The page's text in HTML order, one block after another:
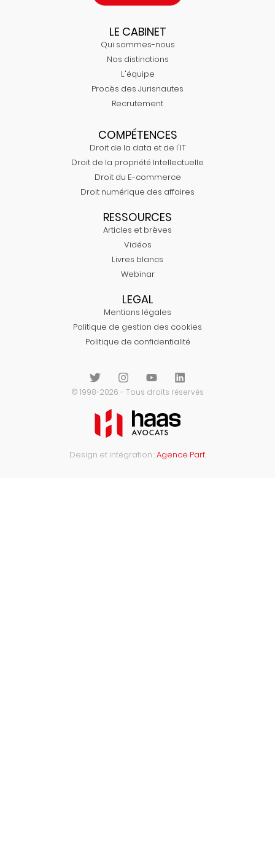
LE CABINET
Qui sommes-nous
Nos distinctions
L'équipe
Procès des Jurisnautes
Recrutement
COMPÉTENCES
Droit de la data et de l'IT
Droit de la propriété Intellectuelle
Droit du E-commerce
Droit numérique des affaires
RESSOURCES
Articles et brèves
Vidéos
Livres blancs
Webinar
LEGAL
Mentions légales
Politique de gestion des cookies
Politique de confidentialité
© 1998-2026 - Tous droits réservés
Design et intégration :Agence Parf.